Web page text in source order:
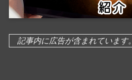
記事内に広告が含まれています。